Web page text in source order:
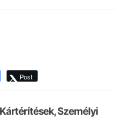
Post
Személyi